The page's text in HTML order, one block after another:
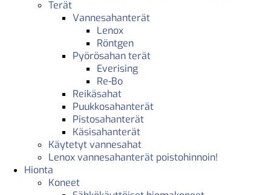
Terät
Vannesahanterät
Lenox
Röntgen
Pyörösahan terät
Everising
Re-Bo
Reikäsahat
Puukkosahanterät
Pistosahanterät
Käsisahanterät
Käytetyt vannesahat
Lenox vannesahanterät poistohinnoin!
Hionta
Koneet